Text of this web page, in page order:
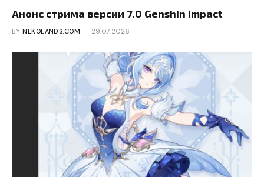
Анонс стрима версии 7.0 Genshin Impact
BY NEKOLANDS.COM 29.07.2026